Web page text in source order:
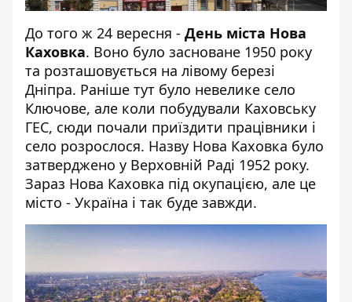
До того ж 24 вересня - День міста Нова
Каховка. Воно було засноване 1950 року
та розташовується на лівому березі
Дніпра. Раніше тут було невелике село
Ключове, але коли побудували Каховську
ГЕС, сюди почали приїздити працівники і
село розрослося. Назву Нова Каховка було
затверджено у Верховній Раді 1952 року.
Зараз Нова Каховка під окупацією, але це
місто - Україна і так буде завжди.